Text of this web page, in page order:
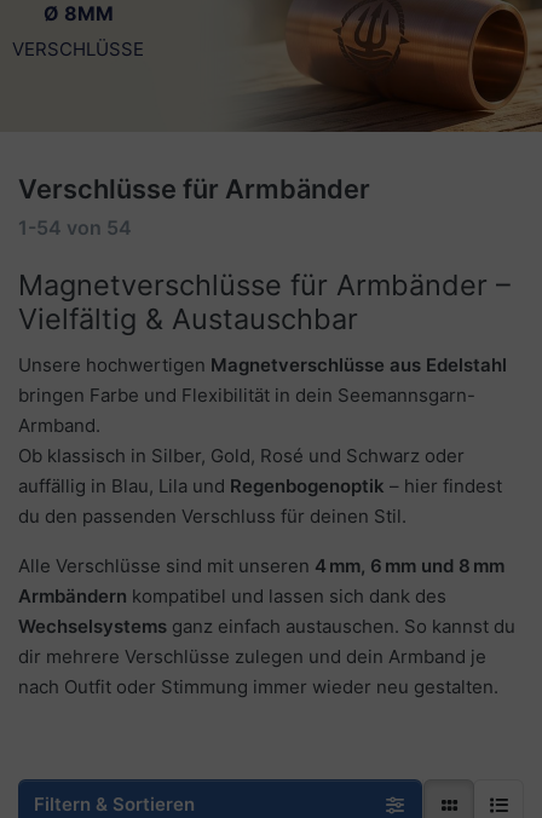
Ø 8MM
VERSCHLÜSSE
Verschlüsse für Armbänder
1-54 von 54
Magnetverschlüsse für Armbänder –
Vielfältig & Austauschbar
Unsere hochwertigen Magnetverschlüsse aus Edelstahl
bringen Farbe und Flexibilität in dein Seemannsgarn-
Armband.
Ob klassisch in Silber, Gold, Rosé und Schwarz oder
auffällig in Blau, Lila und Regenbogenoptik – hier findest
du den passenden Verschluss für deinen Stil.
Alle Verschlüsse sind mit unseren 4 mm, 6 mm und 8 mm
Armbändern kompatibel und lassen sich dank des
Wechselsystems ganz einfach austauschen. So kannst du
dir mehrere Verschlüsse zulegen und dein Armband je
nach Outfit oder Stimmung immer wieder neu gestalten.
Filtern & Sortieren